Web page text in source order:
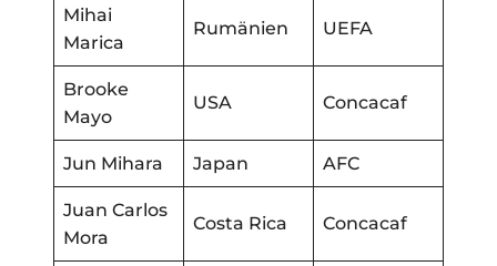
Mihai
Marica
Rumänien UEFA
Brooke
Mayo
USA Concacaf
Jun Mihara Japan AFC
Juan Carlos
Mora
Costa Rica Concacaf